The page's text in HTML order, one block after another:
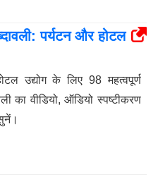
पर्यटन और होटल
उद्योग के लिए 98 महत्वपूर्ण
का वीडियो, ऑडियो स्पष्टीकरण